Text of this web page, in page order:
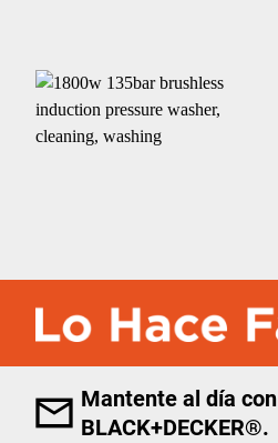
Mantente al día con
BLACK+DECKER®.